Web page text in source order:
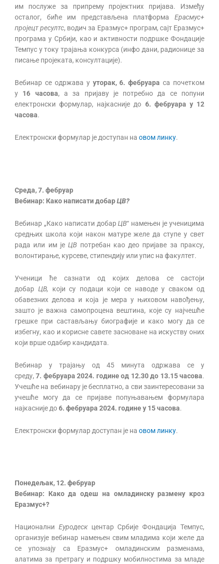
им послуже за припрему пројектних пријава. Између
осталог, биће им представљена платформа Ерасмус+
пројецт ресултс, водич за Еразмус+ програм, сајт Еразмус+
програма у Србији, као и активности подршке Фондације
Темпус у току трајања конкурса (инфо дани, радионице за
писање пројеката, консултације).
Вебинар се одржава у уторак,6. фебруара са почетком
у 16 часова, а за пријаву је потребно да се попуни
електронски формулар, најкасније до 6. фебруара у 12
часова.
Електронски формулар је доступан на овом линку.
Среда,7. фебруар
Вебинар: Како написати добарЦВ?
Вебинар „Како написати добар ЦВ“ намењен је ученицима
средњих школа који након матуре желе да ступе у свет
рада или им јеЦВ потребан као део пријаве за праксу,
волонтирање, курсеве, стипендију или упис на факултет.
Ученици ће сазнати од којих делова се састоји
добар ЦВ, који су подаци који се наводе у сваком од
обавезних делова и која је мера у њиховом навођењу,
зашто је важна самопроцена вештина, које су најчешће
грешке при састављању биографије и како могу да се
избегну, као и корисне савете засноване на искуству оних
који врше одабир кандидата.
Вебинар у трајању од 45 минута одржава се у
среду,7. фебруара2024. године од 12.30 до 13.15 часова.
Учешће на вебинару је бесплатно, а сви заинтересовани за
учешће могу да се пријаве попуњавањем формулара
најкасније до6. фебруара 2024. године у 15 часова.
Електронски формулар доступан је на овом линку.
Понедељак, 12. фебруар
Вебинар: Како да одеш на омладинску размену кроз
Еразмус+?
Национални Еуродескцентар Србије Фондација Темпус,
организује вебинар намењен свим младима који желе да
се упознају са Еразмус+ омладинским разменама,
алатима за претрагу и подршку мобилностима за младе